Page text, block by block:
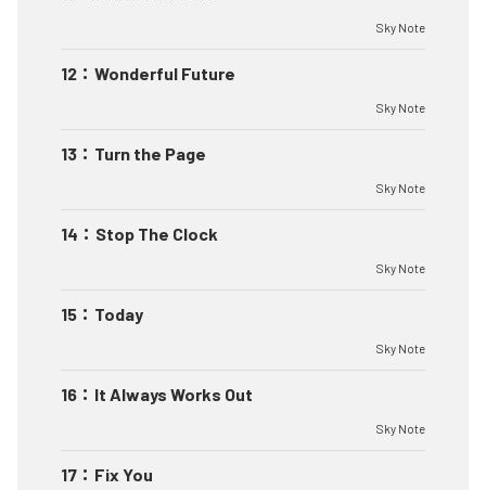
Sky Note
12 ： Wonderful Future
Sky Note
13 ： Turn the Page
Sky Note
14 ： Stop The Clock
Sky Note
15 ： Today
Sky Note
16 ： It Always Works Out
Sky Note
17 ： Fix You